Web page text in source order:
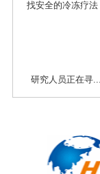
研究人员正在寻...